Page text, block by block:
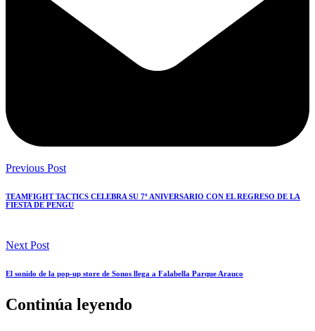
Previous Post
TEAMFIGHT TACTICS CELEBRA SU 7º ANIVERSARIO CON EL REGRESO DE LA
FIESTA DE PENGU
Next Post
El sonido de la pop-up store de Sonos llega a Falabella Parque Arauco
Continúa leyendo